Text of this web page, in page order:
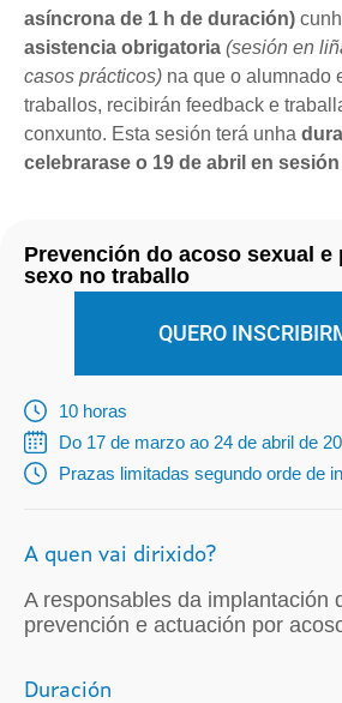
asíncrona de 1 h de duración)
asistencia obrigatoria (sesión en
casos prácticos) na que o alumnado
traballos, recibirán feedback e
conxunto. Esta sesión terá unha
celebrarase o 19 de abril en
Prevención do acoso sexual e
sexo no traballo
QUERO
10 horas
Do 17 de marzo ao 24 de abril de
Prazas limitadas segundo orde de
A quen vai dirixido?
A responsables da implantación
prevención e actuación por
Duración